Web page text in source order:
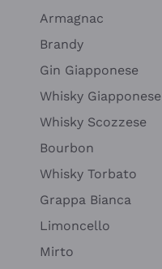
Armagnac
Brandy
Gin Giapponese
Whisky Giapponese
Whisky Scozzese
Bourbon
Whisky Torbato
Grappa Bianca
Limoncello
Mirto